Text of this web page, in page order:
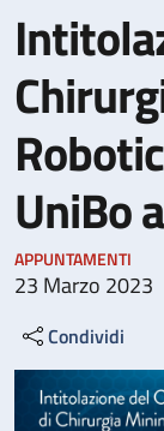
UniBo
APPUNTAMENTI
23 Marzo 2023
Condividi